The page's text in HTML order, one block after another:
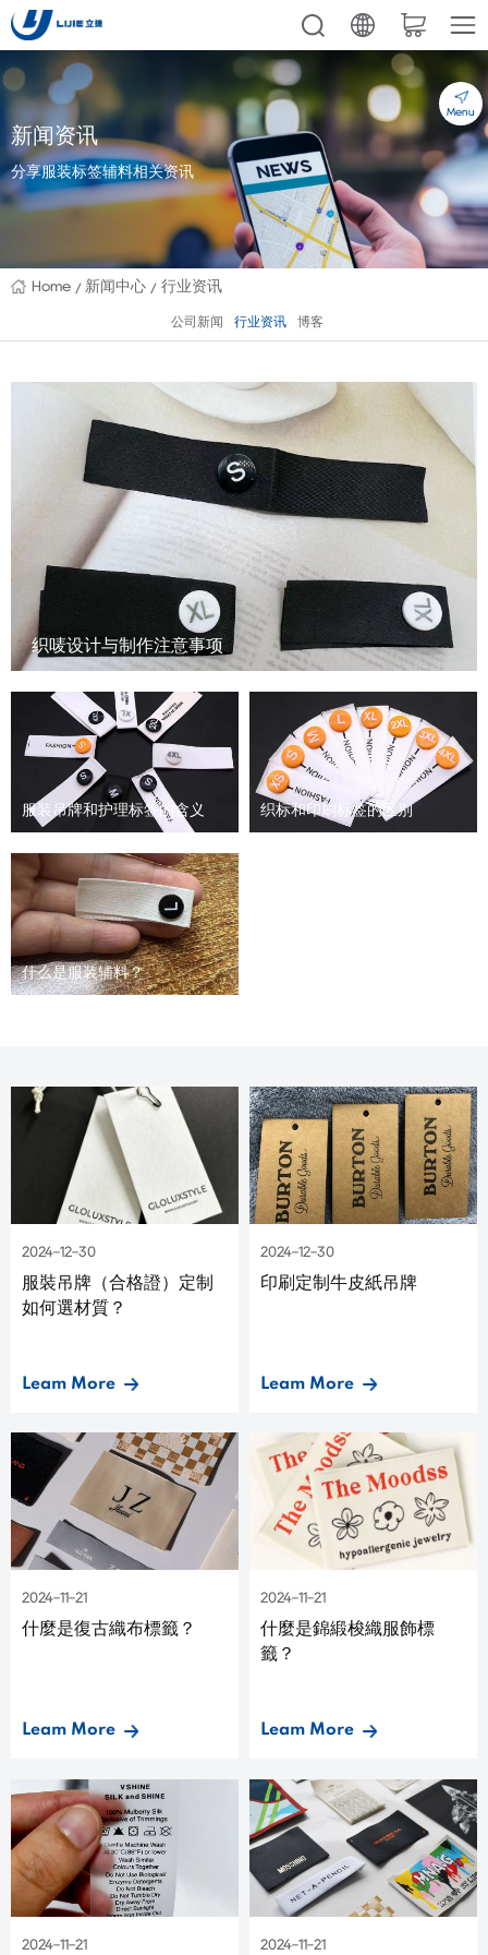
新闻资讯
分享服装标签辅料相关资讯
Home 新闻中心 行业资讯
公司新闻 行业资讯 博客
织唛设计与制作注意事项
服装吊牌和护理标签的含义 织标和印刷标签的区别
什么是服装辅料？
2024-12-30
服裝吊牌（合格證）定制
如何選材質？
Leam More
2024-12-30
印刷定制牛皮紙吊牌
Leam More
2024-11-21
什麼是復古織布標籤？
Leam More
2024-11-21
什麼是錦緞梭織服飾標
籤？
Leam More
2024-11-21 2024-11-21
Menu